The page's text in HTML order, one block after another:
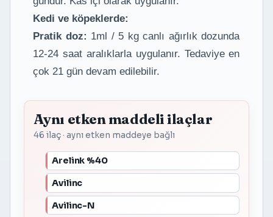
Kedi ve köpeklerde:
Pratik doz: 1ml / 5 kg canlı ağırlık dozunda
12-24 saat aralıklarla uygulanır. Tedaviye en
çok 21 gün devam edilebilir.
Aynı etken maddeli ilaçlar
46 ilaç · aynı etken maddeye bağlı
Arelink %40
Avilinc
Avilinc-N